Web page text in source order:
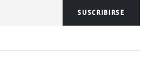
SUSCRIBIRSE